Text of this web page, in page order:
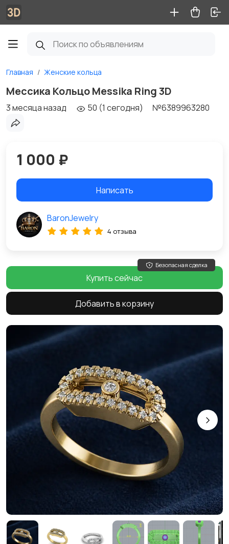
Главная Женские кольца
Мессика Кольцо Messika Ring 3D
3 месяца назад 50 (1 сегодня) №6389963280
1 000 ₽
Написать
BaronJewelry
4 отзыва
Безопасная сделка
Купить сейчас
Добавить в корзину